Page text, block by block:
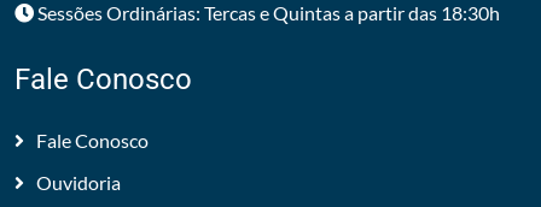
Sessões Ordinárias: Tercas e Quintas a partir das 18:30h
Fale Conosco
Fale Conosco
Ouvidoria